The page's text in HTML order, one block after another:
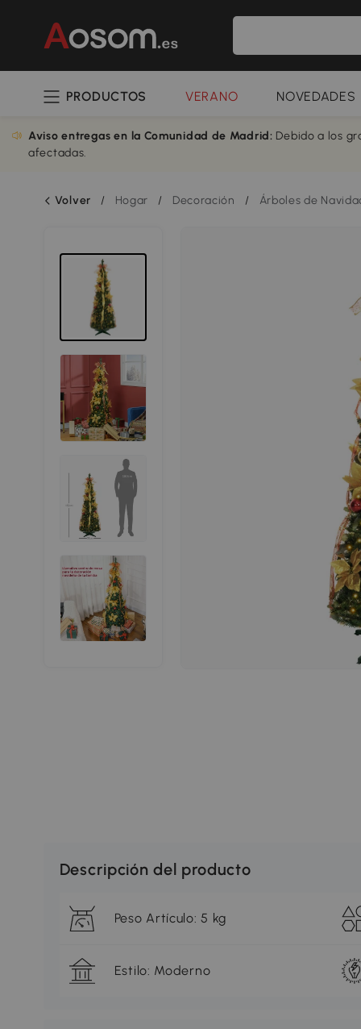
PRODUCTOS VERANO NOVEDADES
Aviso entregas en la Comunidad de Madrid: Debido a los
afectadas.
Volver / Hogar / Decoración / Árboles de
Descripción del producto
Peso Artículo: 5 kg
Estilo: Moderno